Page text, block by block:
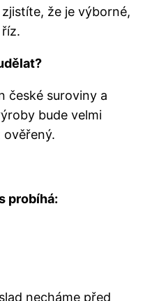
že je výborné,
české suroviny a
bude velmi
probíhá:
necháme před